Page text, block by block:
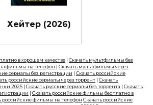
Хейтер (2026)
в хорошем качестве | Скачать мультфильмы без
на телефон | Скачать мультфильмы через
сериалы без регистрации | Скачать российские
российские сериалы через торрент | Скачать
2025 | Скачать русские сериалы без торрента | Скачать
| Скачать российские фильмы бесплатно в
российские фильмы на телефон Скачать российские